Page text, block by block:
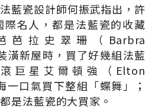
藍瓷設計師何振武指出，許
名人，都是法藍瓷的收藏
芭拉史翠珊（Barbra
潢新屋時，買了好幾組法藍
巨星艾爾頓強（Elton
口氣買下整組「蝶舞」；
是法藍瓷的大買家。